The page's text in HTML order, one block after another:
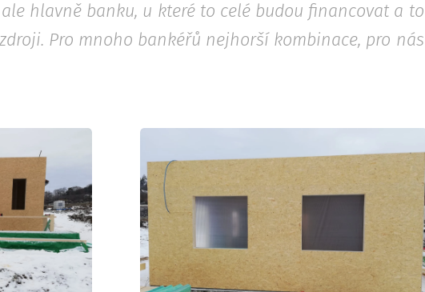
hlavně banku, u které to celé budou financovat a to
Pro mnoho bankéřů nejhorší kombinace, pro nás